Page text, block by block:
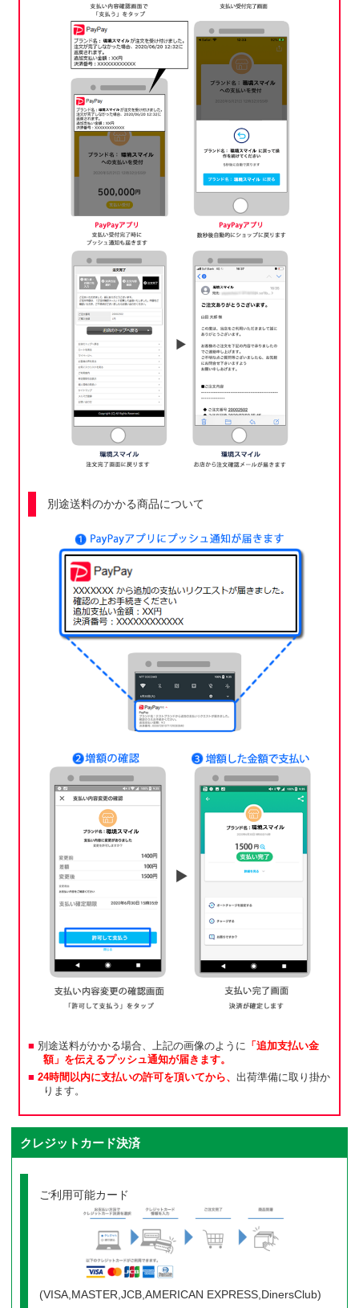
別途送料のかかる商品について
別途送料がかかる場合、上記の画像のように 「追加支払い金
額」を伝えるプッシュ通知が届きます。
24時間以内に支払いの許可を頂いてから、 出荷準備に取り掛か
ります。
クレジットカード決済
ご利用可能カード
(VISA,MASTER,JCB,AMERICAN EXPRESS,DinersClub)